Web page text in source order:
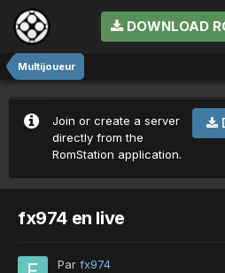
DOWNLOAD
Multijoueur
Join or create a server
directly from the
RomStation application.
fx974 en live
Par fx974